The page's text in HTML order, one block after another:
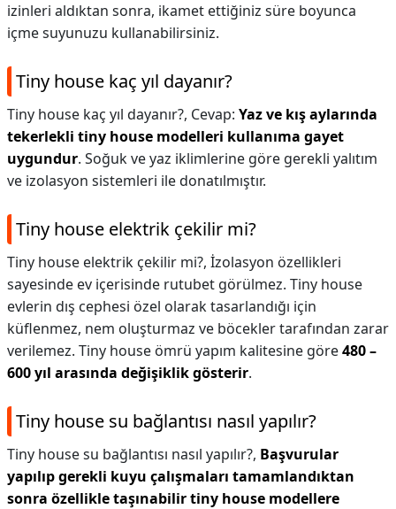
izinleri aldıktan sonra, ikamet ettiğiniz süre boyunca
içme suyunuzu kullanabilirsiniz.
Tiny house kaç yıl dayanır?
Tiny house kaç yıl dayanır?, Cevap: Yaz ve kış aylarında
tekerlekli tiny house modelleri kullanıma gayet
uygundur. Soğuk ve yaz iklimlerine göre gerekli yalıtım
ve izolasyon sistemleri ile donatılmıştır.
Tiny house elektrik çekilir mi?
Tiny house elektrik çekilir mi?, İzolasyon özellikleri
sayesinde ev içerisinde rutubet görülmez. Tiny house
evlerin dış cephesi özel olarak tasarlandığı için
küflenmez, nem oluşturmaz ve böcekler tarafından zarar
verilemez. Tiny house ömrü yapım kalitesine göre480 –
600 yıl arasında değişiklik gösterir.
Tiny house su bağlantısı nasıl yapılır?
Tiny house su bağlantısı nasıl yapılır?, Başvurular
yapılıp gerekli kuyu çalışmaları tamamlandıktan
sonra özellikle taşınabilir tiny house modellere